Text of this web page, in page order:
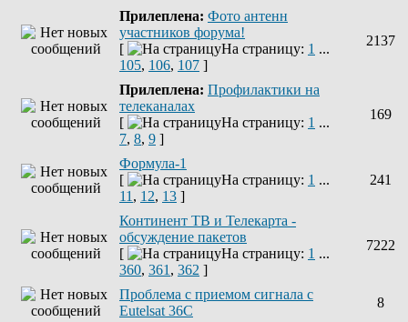
Прилеплена: Фото антенн
участников форума!
[
На страницу: 1 ...
105, 106, 107 ]
2137
Прилеплена: Профилактики на
телеканалах
[
На страницу: 1 ...
7, 8, 9 ]
169
Формула-1
[
На страницу: 1 ...
11 , 12, 13 ]
241
Континент ТВ и Телекарта -
обсуждение пакетов
[
На страницу: 1 ...
360, 361 , 362 ]
7222
Проблема с приемом сигнала с
Eutelsat 36C
8